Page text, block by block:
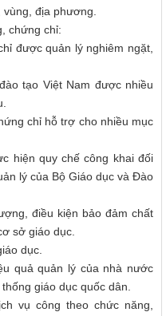
địa phương.
chứng chỉ:
được quản lý nghiêm ngặt,
tạo Việt Nam được nhiều
chỉ hỗ trợ cho nhiều mục
hiện quy chế công khai đối
lý của Bộ Giáo dục và Đào
điều kiện bảo đảm chất
sở giáo dục.
dục.
quả quản lý của nhà nước
giáo dục quốc dân.
vụ công theo chức năng,